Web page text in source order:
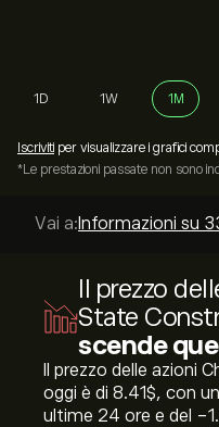
1D 1W 1M
Iscriviti per visualizzare i grafici
*Le prestazioni passate non sono
Vai a: Informazioni su
Il prezzo
State
scende
Il prezzo delle azioni
oggi è di 8.41‎$‎, con
ultime 24 ore e del ‎-